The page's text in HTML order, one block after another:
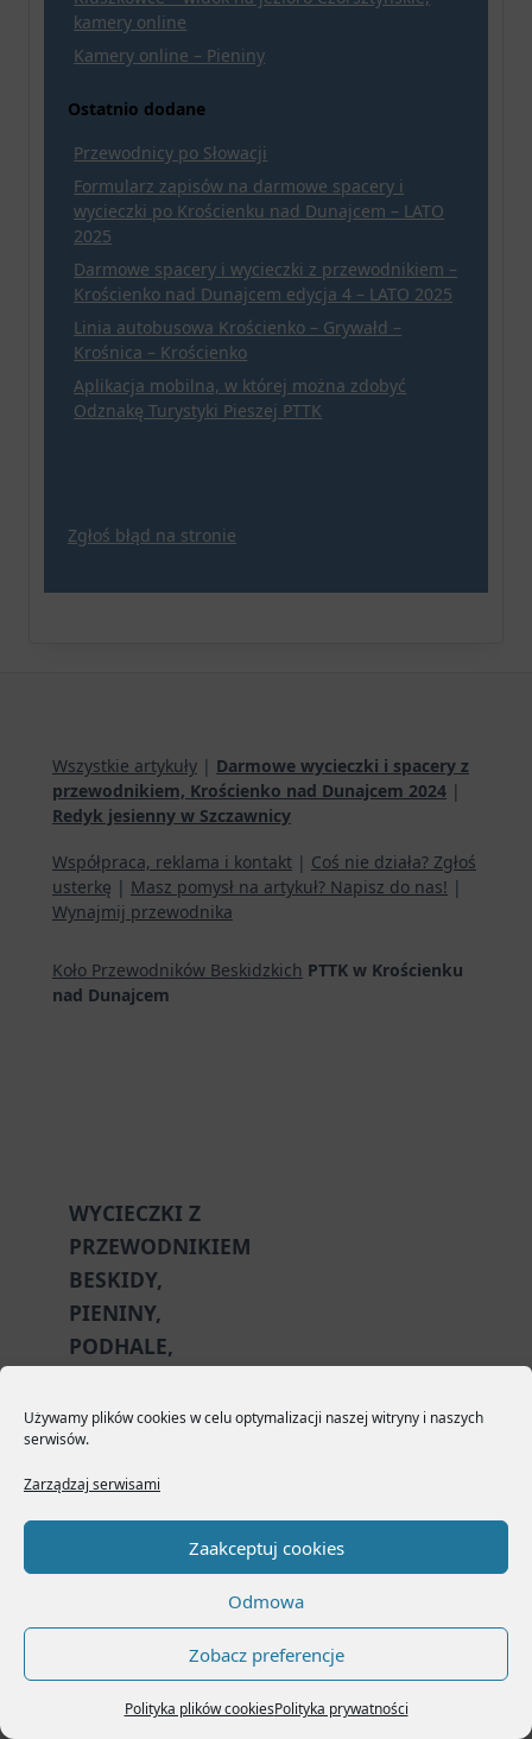
Używamy plików cookies w celu optymalizacji naszej witryny i naszych
serwisów.
Zarządzaj serwisami
Zaakceptuj cookies
Odmowa
Zobacz preferencje
Polityka plików cookiesPolityka prywatności
kamery online
Kamery online – Pieniny
Ostatnio dodane
Przewodnicy po Słowacji
Formularz zapisów na darmowe spacery i
wycieczki po Krościenku nad Dunajcem – LATO
2025
Darmowe spacery i wycieczki z przewodnikiem –
Krościenko nad Dunajcem edycja 4 – LATO 2025
Linia autobusowa Krościenko – Grywałd –
Krośnica – Krościenko
Aplikacja mobilna, w której można zdobyć
Odznakę Turystyki Pieszej PTTK
Zgłoś błąd na stronie
Wszystkie artykuły | Darmowe wycieczki i spacery z
przewodnikiem, Krościenko nad Dunajcem 2024 |
Redyk jesienny w Szczawnicy
Współpraca, reklama i kontakt | Coś nie działa? Zgłoś
usterkę | Masz pomysł na artykuł? Napisz do nas! |
Wynajmij przewodnika
Koło Przewodników Beskidzkich PTTK w Krościenku
nad Dunajcem
WYCIECZKI Z
PRZEWODNIKIEM
BESKIDY,
PIENINY,
PODHALE,
Zarezerwuj
przewodnika na
Zadzwoń+48
Whatsapp+48
Napisz
kontakt@poznajpieniny.pl
Wyślij zapytanie o